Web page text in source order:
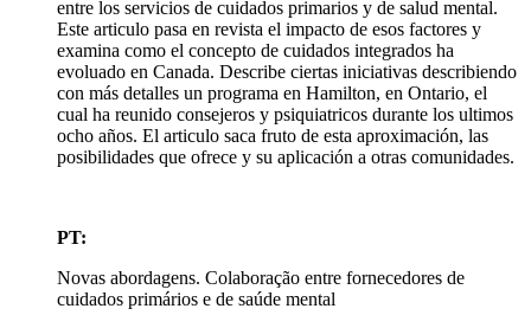
entre los servicios de cuidados primarios y de salud mental.
Este articulo pasa en revista el impacto de esos factores y
examina como el concepto de cuidados integrados ha
evoluado en Canada. Describe ciertas iniciativas describiendo
con más detalles un programa en Hamilton, en Ontario, el
cual ha reunido consejeros y psiquiatricos durante los ultimos
ocho años. El articulo saca fruto de esta aproximación, las
posibilidades que ofrece y su aplicación a otras comunidades.
PT:
Novas abordagens. Colaboração entre fornecedores de
cuidados primários e de saúde mental